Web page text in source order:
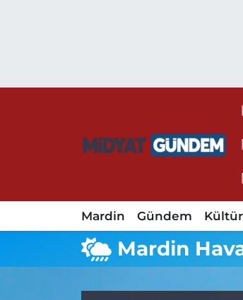
Mardin Gündem
Mardin